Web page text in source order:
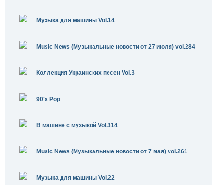
Музыка для машины Vol.14
Music News (Музыкальные новости от 27 июля) vol.284
Коллекция Украинских песен Vol.3
90's Pop
В машине с музыкой Vol.314
Music News (Музыкальные новости от 7 мая) vol.261
Музыка для машины Vol.22